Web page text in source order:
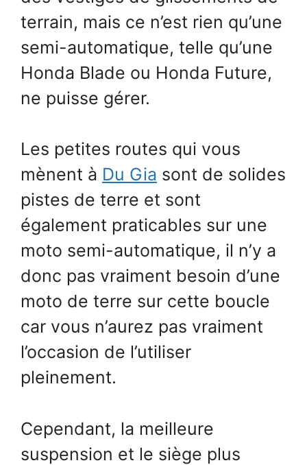
terrain, mais ce n’est rien qu’une
semi-automatique, telle qu’une
Honda Blade ou Honda Future,
ne puisse gérer.
Les petites routes qui vous
mènent à Du Gia sont de solides
pistes de terre et sont
également praticables sur une
moto semi-automatique, il n’y a
donc pas vraiment besoin d’une
moto de terre sur cette boucle
car vous n’aurez pas vraiment
l’occasion de l’utiliser
pleinement.
Cependant, la meilleure
suspension et le siège plus